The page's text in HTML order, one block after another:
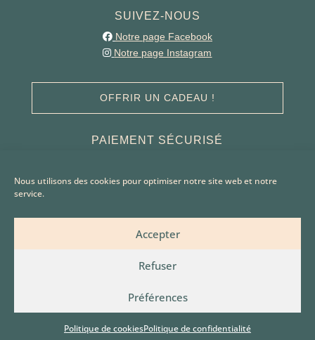
Nous utilisons des cookies pour optimiser notre site web et notre
service.
Accepter
Refuser
Préférences
Politique de cookiesPolitique de confidentialité
SUIVEZ-NOUS
Notre page Facebook
Notre page Instagram
OFFRIR UN CADEAU !
PAIEMENT SÉCURISÉ
2026 – All rights reserved – Sitemap –
générales de vente– Design byInside-vision